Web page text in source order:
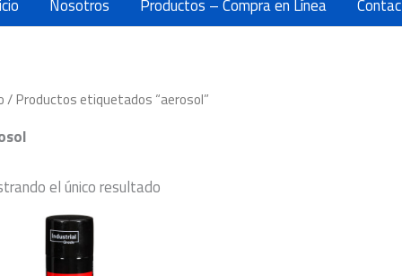
Nosotros Productos – Compra en Línea
/ Productos etiquetados “aerosol”
el único resultado